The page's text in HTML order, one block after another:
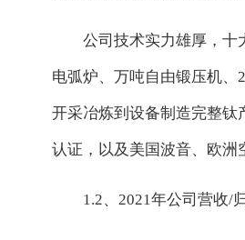
公司技术实力雄厚，十
电弧炉、万吨自由锻压机、
开采冶炼到设备制造完整钛
认证，以及美国波音、欧洲
1.2、2021年公司营收/